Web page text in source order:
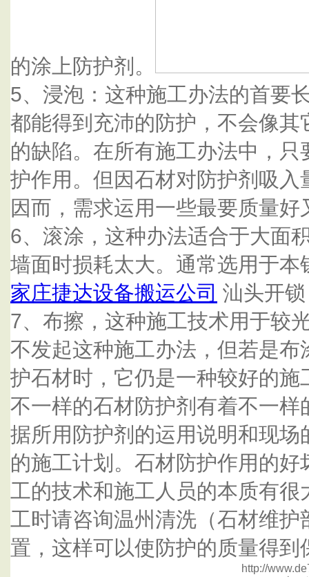
的涂上防护剂。
5、浸泡：这种施工办法的首要
都能得到充沛的防护，不会像
的缺陷。在所有施工办法中，
护作用。但因石材对防护剂吸
因而，需求运用一些最要质量
6、滚涂，这种办法适合于大面
墙面时损耗太大。通常选用于
家庄捷达设备搬运公司 汕头开
7、布擦，这种施工技术用于较
不发起这种施工办法，但若是
护石材时，它仍是一种较好的施
不一样的石材防护剂有着不一
据所用防护剂的运用说明和现
的施工计划。石材防护作用的
工的技术和施工人员的本质有
工时请咨询温州清洗（石材维
置，这样可以使防护的质量得到
http://